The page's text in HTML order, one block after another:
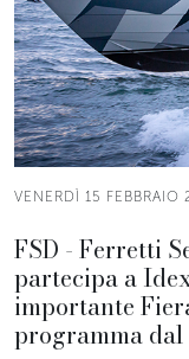
VENERDÌ 15 FEBBRAIO
FSD - Ferretti
partecipa a
importante
programma dal